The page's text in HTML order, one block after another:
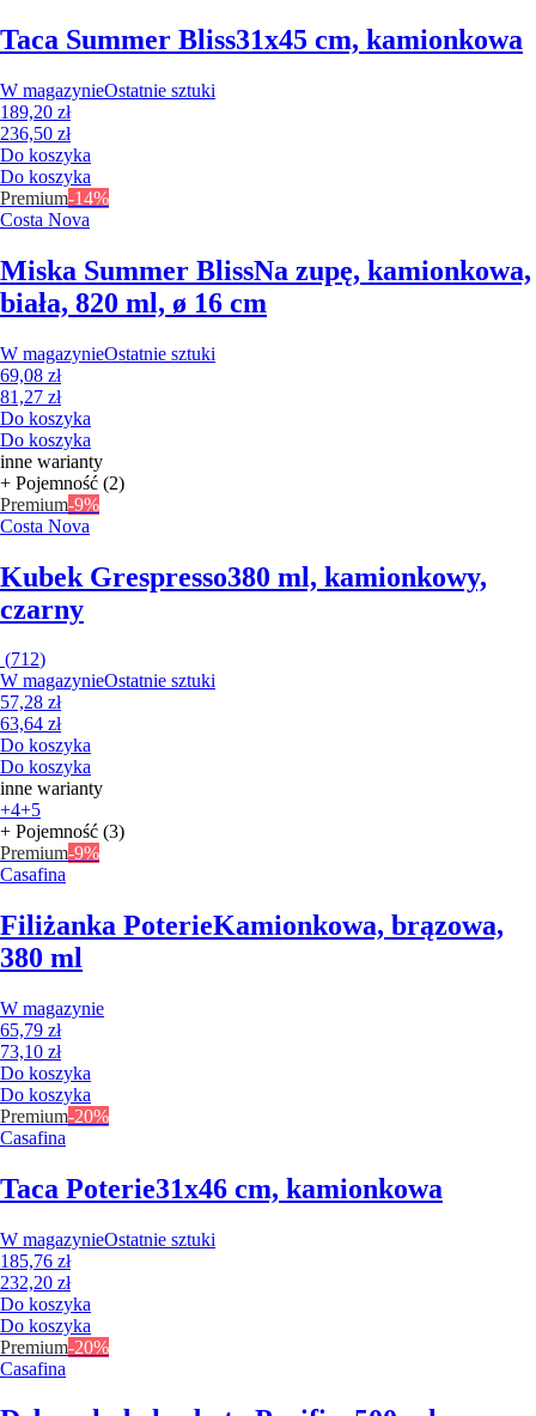
Taca Summer Bliss31x45 cm, kamionkowa
W magazynieOstatnie sztuki
189,20 zł
236,50 zł
Do koszyka
Do koszyka
Premium-14%
Costa Nova
Miska Summer BlissNa zupę, kamionkowa,
biała, 820 ml, ø 16 cm
W magazynieOstatnie sztuki
69,08 zł
81,27 zł
Do koszyka
Do koszyka
inne warianty
+ Pojemność (2)
Premium-9%
Costa Nova
Kubek Grespresso380 ml, kamionkowy,
czarny
(712)
W magazynieOstatnie sztuki
57,28 zł
63,64 zł
Do koszyka
Do koszyka
inne warianty
+4+5
+ Pojemność (3)
Premium-9%
Casafina
Filiżanka PoterieKamionkowa, brązowa,
380 ml
W magazynie
65,79 zł
73,10 zł
Do koszyka
Do koszyka
Premium-20%
Casafina
Taca Poterie31x46 cm, kamionkowa
W magazynieOstatnie sztuki
185,76 zł
232,20 zł
Do koszyka
Do koszyka
Premium-20%
Casafina